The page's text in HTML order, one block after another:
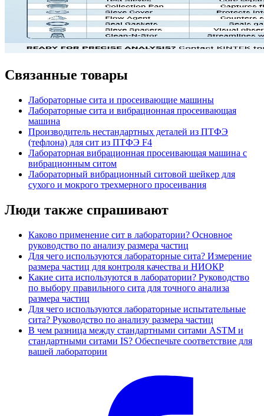
Связанные товары
Лабораторные сита и просеивающие машины
Лабораторные сита и вибрационная просеивающая
машина
Производитель нестандартных деталей из ПТФЭ
(тефлона) для сит из ПТФЭ F4
Лабораторная вибрационная просеивающая машина с
вибрационным ситом
Лабораторный вибрационный ситовой шейкер для
сухого и мокрого трехмерного просеивания
Люди также спрашивают
Каково применение сит в лаборатории? Основное
руководство по анализу размера частиц
Для чего используются лабораторные сита? Измерение
размера частиц для контроля качества и НИОКР
Какие сита используются в лаборатории? Руководство
по выбору правильного сита для точного анализа
размера частиц
Для чего используются лабораторные испытательные
сита? Руководство по анализу размера частиц
В чем разница между стандартными ситами ASTM и
стандартными ситами IS? Обеспечьте соответствие для
вашей лаборатории